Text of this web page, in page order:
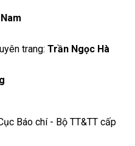
trang: Trần Ngọc Hà
Báo chí - Bộ TT&TT cấp